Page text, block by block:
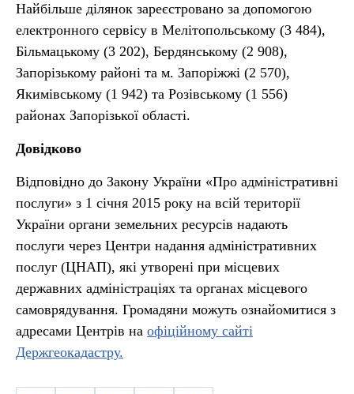
Найбільше ділянок зареєстровано за допомогою
електронного сервісу в Мелітопольському (3 484),
Більмацькому (3 202), Бердянському (2 908),
Запорізькому районі та м. Запоріжжі (2 570),
Якимівському (1 942) та Розівському (1 556)
районах Запорізької області.
Довідково
Відповідно до Закону України «Про адміністративні
послуги» з 1 січня 2015 року на всій території
України органи земельних ресурсів надають
послуги через Центри надання адміністративних
послуг (ЦНАП), які утворені при місцевих
державних адміністраціях та органах місцевого
самоврядування. Громадяни можуть ознайомитися з
адресами Центрів на офіційному сайті
Держгеокадастру.